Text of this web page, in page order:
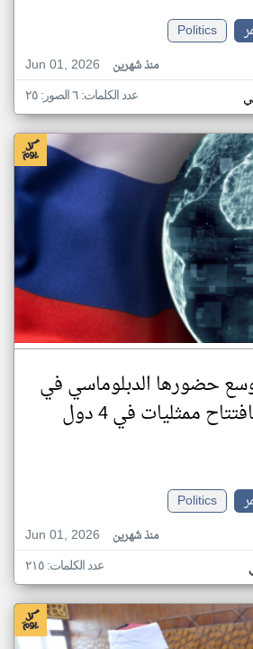
Politics
Jun 01, 2026
منذ شهرين
عدد الكلمات: ٦ الصور: ٢٥
حضورها الدبلوماسي في
إفريقيا بافتتاح ممثليات في 4 دول
Politics
Jun 01, 2026
منذ شهرين
عدد الكلمات: ٢١٥